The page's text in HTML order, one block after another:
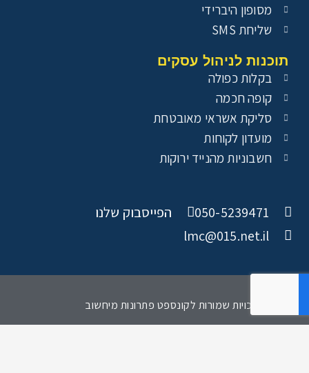
מסופון היברידי
שליחת SMS
תוכנות לניהול עסקים
בקלות כפולה
קופה חכמה
סליקת אשראי מאובטחת
מועדון לקוחות
חשבוניות מהנייד ירוקות
050-5239471
הפייסבוק שלנו
lmc@015.net.il
© כל הזכויות שמורות לקונספט פתרונות מיחשוב